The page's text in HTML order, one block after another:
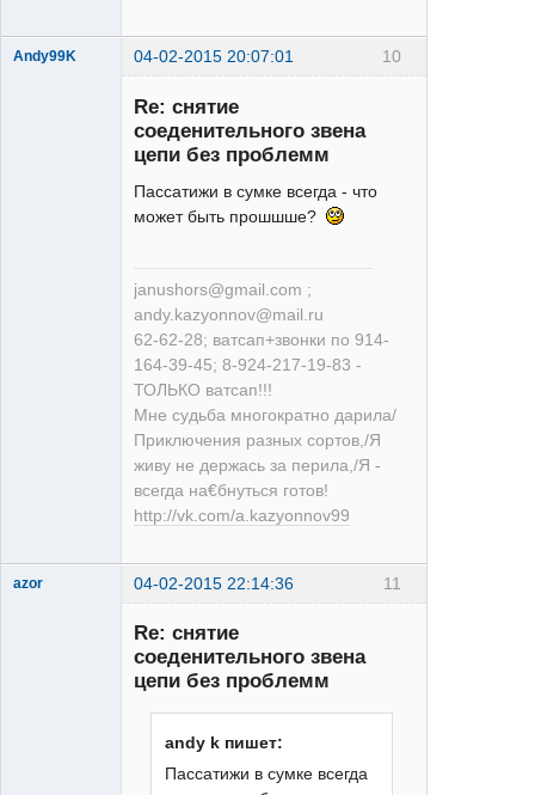
10
Andy99K 04-02-2015 20:07:01
Re: снятие
соеденительного звена
цепи без проблемм
Пассатижи в сумкe всегда - что
может быть прошшше?
janushors@gmail.com ;
andy.kazyonnov@mail.ru
62-62-28; ватсап+звонки по 914-
164-39-45; 8-924-217-19-83 -
ТОЛЬКО ватсап!!!
Мне судьба многократно дарила/
Приключения разных сортов,/Я
живу не держась за перила,/Я -
всегда на€бнуться готов!
http://vk.com/a.kazyonnov99
11
azor 04-02-2015 22:14:36
Re: снятие
соеденительного звена
цепи без проблемм
andy k пишет:
Пассатижи в сумкe всегда